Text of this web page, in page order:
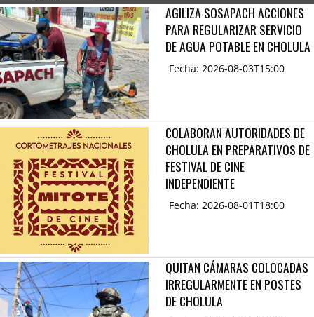
AGILIZA SOSAPACH ACCIONES
PARA REGULARIZAR SERVICIO
DE AGUA POTABLE EN CHOLULA
Fecha: 2026-08-03T15:00
COLABORAN AUTORIDADES DE
CHOLULA EN PREPARATIVOS DE
FESTIVAL DE CINE
INDEPENDIENTE
Fecha: 2026-08-01T18:00
QUITAN CÁMARAS COLOCADAS
IRREGULARMENTE EN POSTES
DE CHOLULA